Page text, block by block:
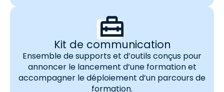
Kit de communication
Ensemble de supports et d’outils conçus pour
annoncer le lancement d’une formation et
accompagner le déploiement d’un parcours de
formation.